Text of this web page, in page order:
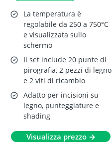
La temperatura è
regolabile da 250 a 750°C
e visualizzata sullo
schermo
Il set include 20 punte di
pirografia, 2 pezzi di legno
e 2 viti di ricambio
Adatto per incisioni su
legno, punteggiature e
shading
Visualizza prezzo →